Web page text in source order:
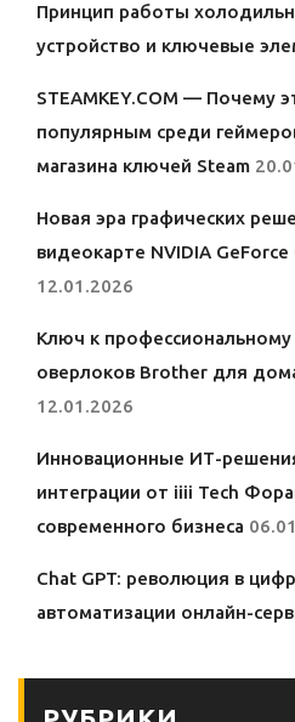
Принцип работы
устройство и ключевые
STEAMKEY.COM — Почему
популярным среди
магазина ключей Steam
Новая эра графических
видеокарте NVIDIA GeForce
12.01.2026
Ключ к
оверлоков Brother для
12.01.2026
Инновационные ИТ-
интеграции от iiii Tech
современного бизнеса
Chat GPT: революция в
автоматизации онлайн-